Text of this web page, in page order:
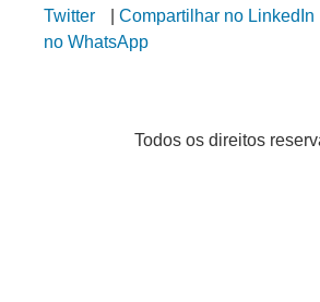
Twitter
Compartilhar no LinkedIn
no WhatsApp
Todos os direitos